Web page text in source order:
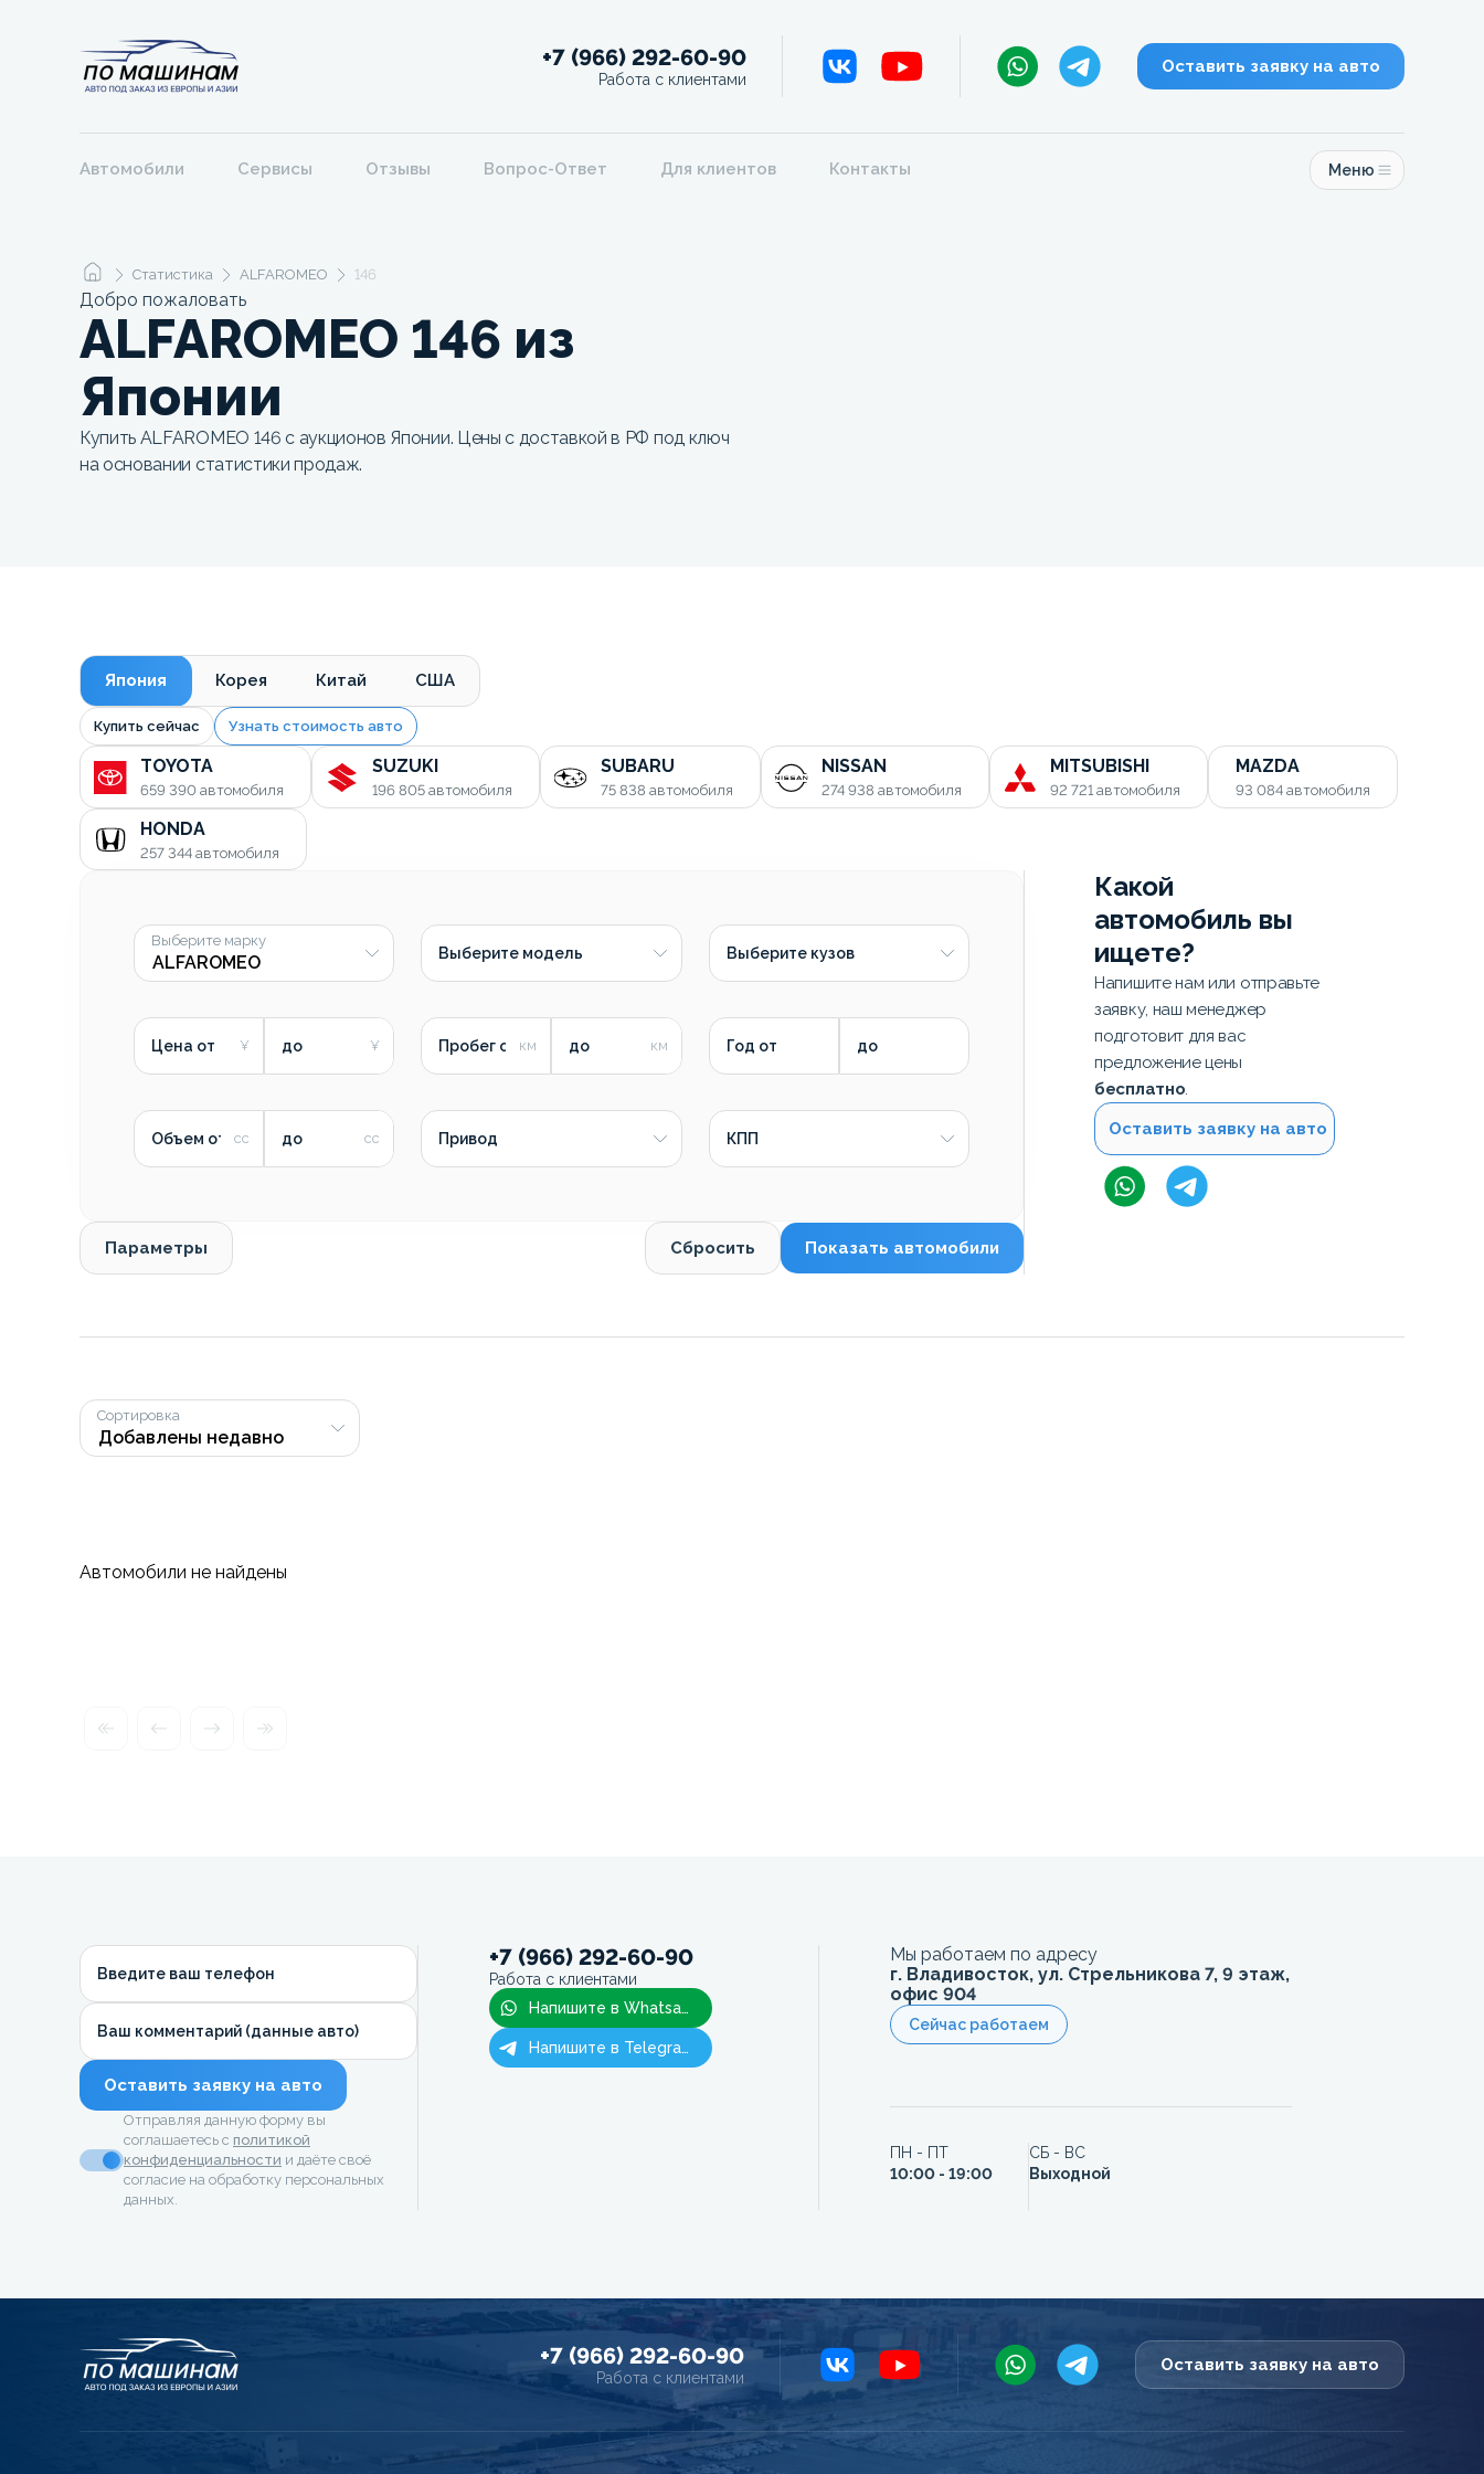
+7 (966) 292-60-90
Работа с клиентами
Оставить заявку на авто
Автомобили Сервисы Отзывы Вопрос-Ответ Для клиентов Контакты Меню
Статистика ALFAROMEO 146
Добро пожаловать
ALFAROMEO 146 из
Японии
Купить ALFAROMEO 146 с аукционов Японии. Цены с доставкой в РФ под ключ
на основании статистики продаж.
Япония Корея Китай США
Купить сейчас Узнать стоимость авто
TOYOTA
659 390 автомобиля
SUZUKI
196 805 автомобиля
SUBARU
75 838 автомобиля
NISSAN
274 938 автомобиля
MITSUBISHI
92 721 автомобиля
MAZDA
93 084 автомобиля
HONDA
257 344 автомобиля
Выберите марку
Выберите модель Выберите кузов
Цена от до Пробег от до Год от до
Объем от до Привод КПП
Параметры Сбросить Показать автомобили
Какой
автомобиль вы
ищете?
Напишите нам или отправьте
заявку, наш менеджер
подготовит для вас
предложение цены
бесплатно.
Оставить заявку на авто
Сортировка
Автомобили не найдены
Введите ваш телефон
Ваш комментарий (данные авто)
Оставить заявку на авто
Отправляя данную форму вы
соглашаетесь с политикой
конфиденциальности и даёте своё
согласие на обработку персональных
данных.
+7 (966) 292-60-90
Работа с клиентами
Напишите в Whatsapp
Напишите в Telegram
Мы работаем по адресу
г. Владивосток, ул. Стрельникова 7, 9 этаж,
офис 904
Сейчас работаем
ПН - ПТ
10:00 - 19:00
СБ - ВС
Выходной
+7 (966) 292-60-90
Работа с клиентами
Оставить заявку на авто